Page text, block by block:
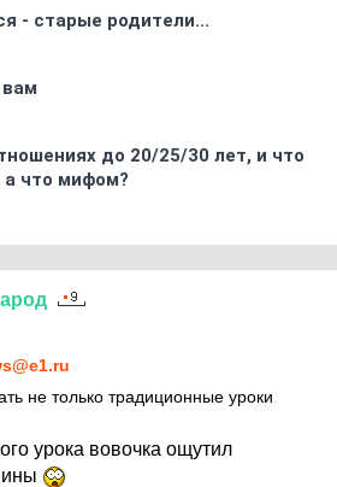
- старые родители...
вам
до 20/25/30 лет, и что
а что мифом?
не только традиционные уроки
урока вовочка ощутил